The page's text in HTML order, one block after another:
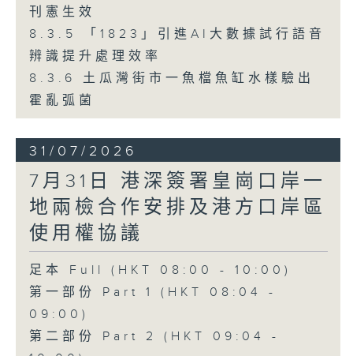
刊憲生效
8.3.5 「1823」引進AI大數據試行語音
辨識提升處理效率
8.3.6 土瓜灣街市一魚檔魚缸水樣驗出
霍亂弧菌
31/07/2026
7月31日 港深簽署皇崗口岸一
地兩檢合作安排及港方口岸區
使用權協議
足本 Full (HKT 08:00 - 10:00)
第一部份 Part 1 (HKT 08:04 -
09:00)
第二部份 Part 2 (HKT 09:04 -